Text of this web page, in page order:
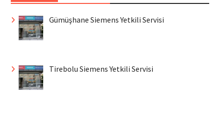
Gümüşhane Siemens Yetkili Servisi
Tirebolu Siemens Yetkili Servisi